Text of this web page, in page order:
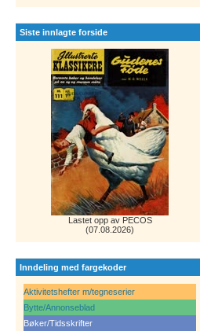
Siste innlagte forside
Lastet opp av PECOS
(07.08.2026)
Inndeling med fargekoder
Aktivitetshefter m/tegneserier
Bytte/Annonseblad
Bøker/Tidsskrifter